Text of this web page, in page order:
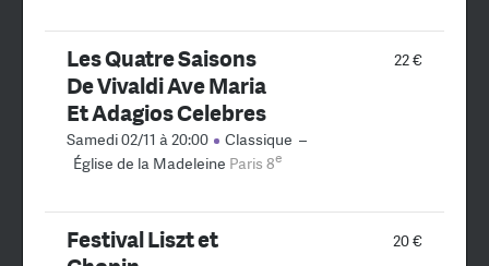
22 €
Les Quatre Saisons
De Vivaldi Ave Maria
Et Adagios Celebres
Samedi 02/11 à 20:00 Classique –
Église de la Madeleine Paris 8e
20 €
Festival Liszt et